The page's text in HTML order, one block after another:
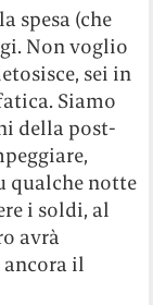
spesa (che
Non voglio
sei in
Siamo
della post-
qualche notte
i soldi, al
avrà
il